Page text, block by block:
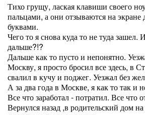
Тихо грущу, лаская клавиши своего
пальцами, а они отзываются на
буквами.
Чего то я снова куда то не туда
дальше?!?
Дальше как то пусто и непонятно.
Москву, я просто бросил все здесь, в
свалил в кучу и поджег. Уезжал без
А за два года в Москве, я как то так и
Все что заработал - потратил. Все что
Вернулся назад ,в родительский дом